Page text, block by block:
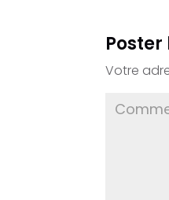
Votre